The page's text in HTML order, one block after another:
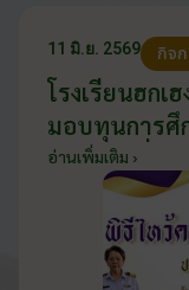
11 มิ.ย. 2569 กิจ
โรงเรียนฮกเ
มอบทุนการศึ
2569 วันที่ 11
อ่านเพิ่มเติม ›